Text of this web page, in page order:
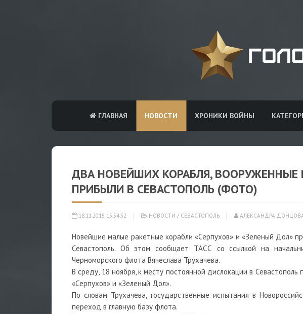
ГЛАВНАЯ НОВОСТИ ХРОНИКИ ВОЙНЫ
ДВА НОВЕЙШИХ КОРАБЛЯ, ВООРУЖЕННЫЕ
ПРИБЫЛИ В СЕВАСТОПОЛЬ (ФОТО)
18.11.2015 15:54:52 НОВОСТИ / СЕВАСТОПОЛЬ АЛЕКСАНДРА
Новейшие малые ракетные корабли «Серпухов» и «Зеленый Дол»
Севастополь. Об этом сообщает ТАСС со ссылкой на
Черноморского флота Вячеслава Трухачева.
В среду, 18 ноября, к месту постоянной дислокации в
«Серпухов» и «Зеленый Дол».
По словам Трухачева, государственные испытания в
переход в главную базу флота.